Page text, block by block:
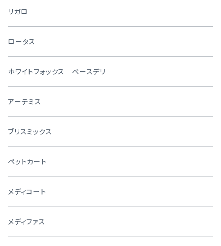
リガロ
ロータス
ホワイトフォックス ベースデリ
アーテミス
ブリスミックス
ペットカート
メディコート
メディファス